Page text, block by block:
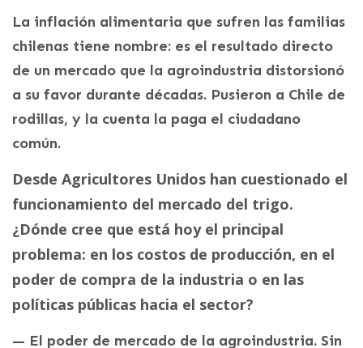
La inflación alimentaria que sufren las familias
chilenas tiene nombre: es el resultado directo
de un mercado que la agroindustria distorsionó
a su favor durante décadas. Pusieron a Chile de
rodillas, y la cuenta la paga el ciudadano
común.
Desde Agricultores Unidos han cuestionado el
funcionamiento del mercado del trigo.
¿Dónde cree que está hoy el principal
problema: en los costos de producción, en el
poder de compra de la industria o en las
políticas públicas hacia el sector?
— El poder de mercado de la agroindustria. Sin